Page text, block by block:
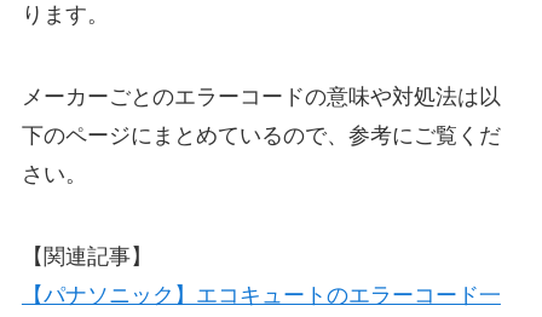
ります。
メーカーごとのエラーコードの意味や対処法は以
下のページにまとめているので、参考にご覧くだ
さい。
【関連記事】
【パナソニック】エコキュートのエラーコード一